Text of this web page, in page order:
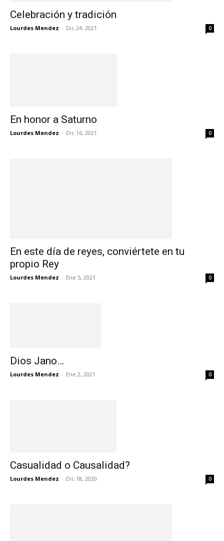
Celebración y tradición
Lourdes Mendez - Dic 24, 2021 0
En honor a Saturno
Lourdes Mendez - Dic 16, 2021 0
En este día de reyes, conviértete en tu
propio Rey
Lourdes Mendez - Ene 5, 2021 0
Dios Jano…
Lourdes Mendez - Ene 2, 2021 0
Casualidad o Causalidad?
Lourdes Mendez - Dic 18, 2020 0